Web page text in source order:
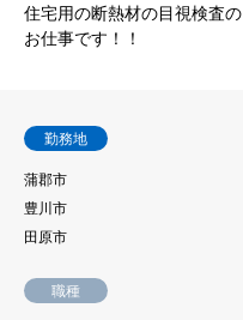
住宅用の断熱材の目視検査の
お仕事です！！
勤務地
蒲郡市
豊川市
田原市
職種